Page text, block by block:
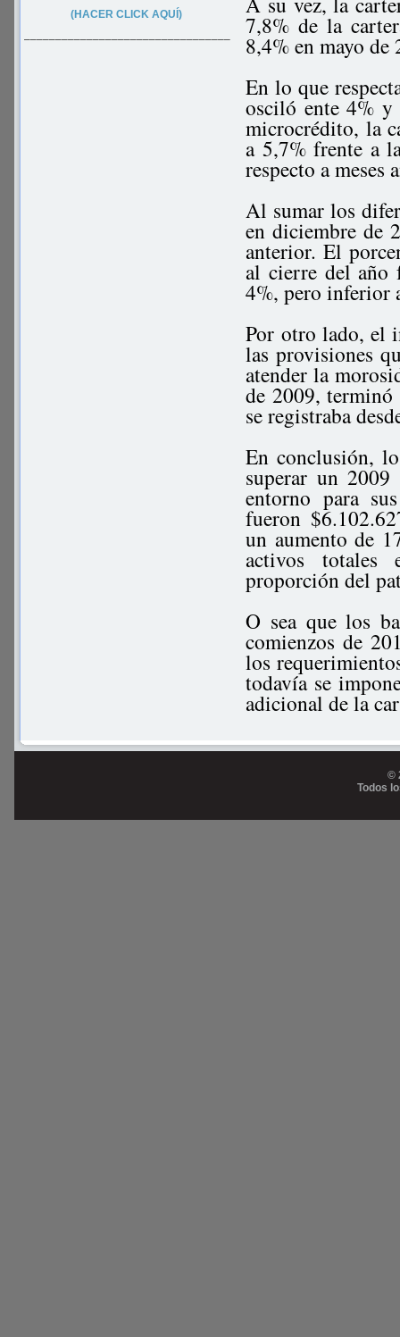
(HACER CLICK AQUÍ)
–––––––––––––––––––––––––––––––––
7,8% de la
8,4% en mayo
En lo que
osciló ente 4%
microcrédito, la
a 5,7% frente a
respecto a
Al sumar los
en diciembre de
anterior. El
al cierre del año
4%, pero inferior
Por otro lado, el
las provisiones
atender la
de 2009,
se registraba
En conclusión,
superar un
entorno para
fueron
un aumento de
activos totales
proporción del
O sea que los
comienzos de
los
todavía se
adicional de la
©
Todos